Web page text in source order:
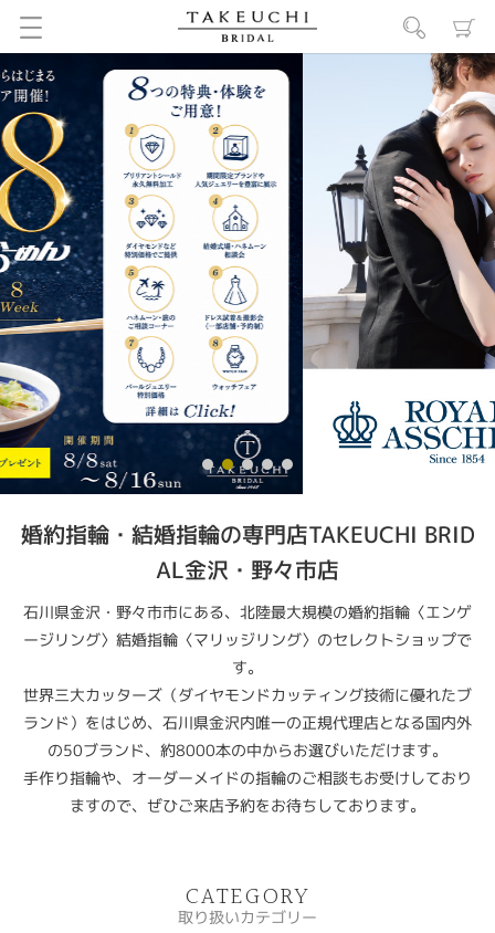
婚約指輪・結婚指輪の専門店TAKEUCHI BRID
AL金沢・野々市店
石川県金沢・野々市市にある、北陸最大規模の婚約指輪〈エンゲ
ージリング〉結婚指輪〈マリッジリング〉のセレクトショップで
す。
世界三大カッターズ（ダイヤモンドカッティング技術に優れたブ
ランド）をはじめ、石川県金沢内唯一の正規代理店となる国内外
の50ブランド、約8000本の中からお選びいただけます。
手作り指輪や、オーダーメイドの指輪のご相談もお受けしており
ますので、ぜひご来店予約をお待ちしております。
CATEGORY
取り扱いカテゴリー